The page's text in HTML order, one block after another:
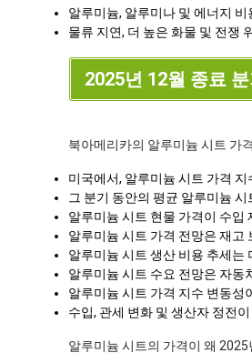
알루미늄, 알루미나 및 에너지
물류 지연, 더 높은 화물 및 전쟁
2025년 12월 종료 분
북아메리카의 알루미늄 시트 가격
미국에서, 알루미늄 시트 가격
그 분기 동안의 평균 알루미늄
알루미늄 시트 현물 가격이 수입
알루미늄 시트 가격 전망은 재고
알루미늄 시트 생산 비용 추세는
알루미늄 시트 수요 전망은 자동
알루미늄 시트 가격 지수 변동성
수입, 관세 변화 및 생산자 정전
알루미늄 시트의 가격이 왜 2025